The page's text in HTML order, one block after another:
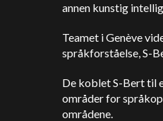
annen kunstig
Teamet i Genève
språkforståelse, S-
De koblet S-Bert til
områder for
områdene.